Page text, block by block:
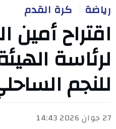
رياضة كرة القدم
اقتراح
لرئاسة
للنجم
27 جوان 2026 14:43